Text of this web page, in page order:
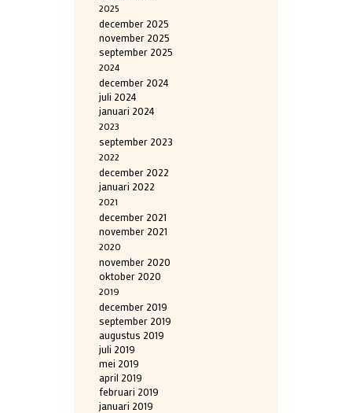
2025
december 2025
november 2025
september 2025
2024
december 2024
juli 2024
januari 2024
2023
september 2023
2022
december 2022
januari 2022
2021
december 2021
november 2021
2020
november 2020
oktober 2020
2019
december 2019
september 2019
augustus 2019
juli 2019
mei 2019
april 2019
februari 2019
januari 2019